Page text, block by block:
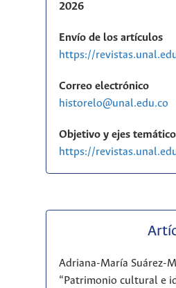
2026
Envío de los artículos
https://
Correo electrónico
historelo@unal.edu.co
Objetivo y ejes
https://
Adriana-María Suárez-
“Patrimonio cultural e